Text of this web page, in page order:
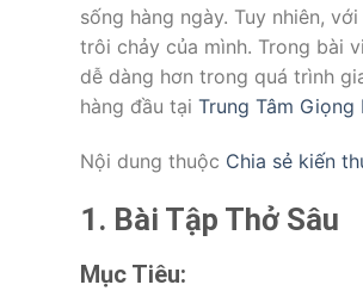
sống hàng ngày. Tuy nhiên,
trôi chảy của mình. Trong bài
dễ dàng hơn trong quá trình
hàng đầu tại Trung Tâm Giọng
Nội dung thuộc Chia sẻ kiến
1. Bài Tập Thở Sâu
Mục Tiêu: